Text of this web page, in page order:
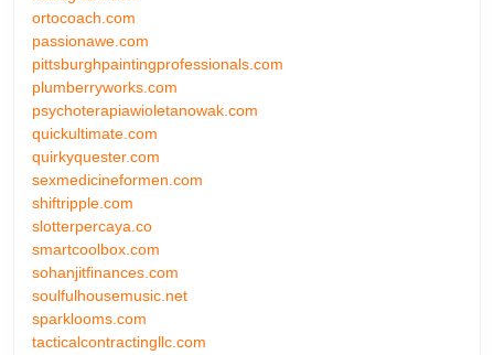
ortocoach.com
passionawe.com
pittsburghpaintingprofessionals.com
plumberryworks.com
psychoterapiawioletanowak.com
quickultimate.com
quirkyquester.com
sexmedicineformen.com
shiftripple.com
slotterpercaya.co
smartcoolbox.com
sohanjitfinances.com
soulfulhousemusic.net
sparklooms.com
tacticalcontractingllc.com